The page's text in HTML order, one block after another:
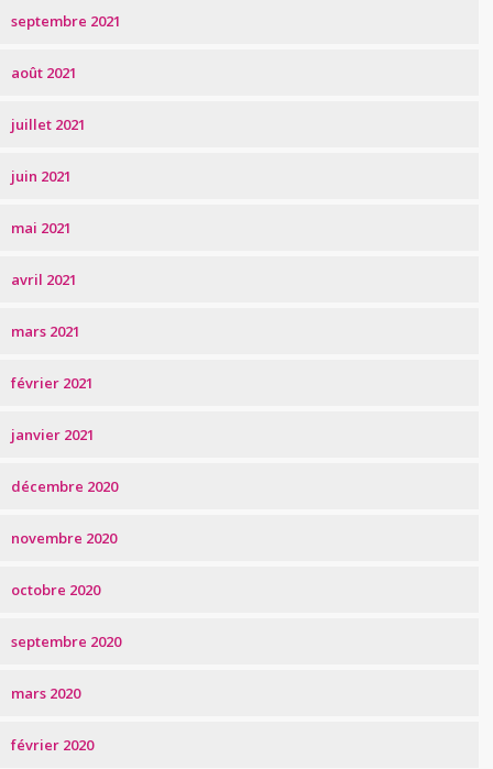
septembre 2021
août 2021
juillet 2021
juin 2021
mai 2021
avril 2021
mars 2021
février 2021
janvier 2021
décembre 2020
novembre 2020
octobre 2020
septembre 2020
mars 2020
février 2020